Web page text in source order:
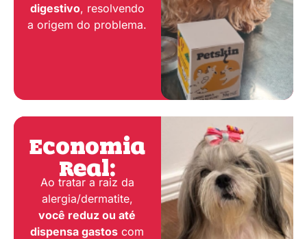
digestivo, resolvendo
a origem do problema.
Economia
Real:
Ao tratar a raiz da
alergia/dermatite,
você reduz ou até
dispensa gastos com